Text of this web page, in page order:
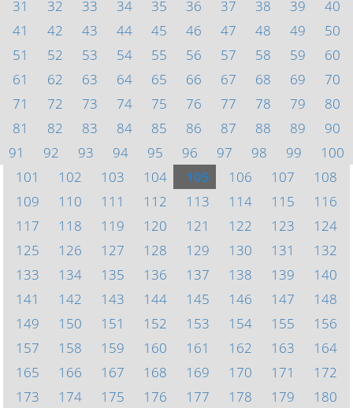
31
32 33 34 35 36 37 38 39
40
41
42 43 44 45 46 47 48 49
50
51
52 53 54 55 56 57 58 59
60
61
62 63 64 65 66 67 68 69
70
71
72 73 74 75 76 77 78 79
80
81
82 83 84 85 86 87 88 89
90
91
92 93 94 95 96 97 98 99
100
101
102 103 104 105 106 107
108
109
110 111 112 113 114 115
116
117
118 119 120 121 122 123
124
125
126 127 128 129 130 131
132
133
134 135 136 137 138 139
140
141
142 143 144 145 146 147
148
149
150 151 152 153 154 155
156
157
158 159 160 161 162 163
164
165
166 167 168 169 170 171
172
173
174 175 176 177 178 179
180